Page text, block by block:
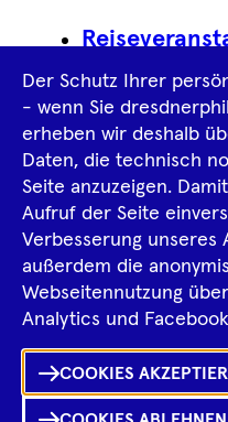
Tiktok
Der Schutz Ihrer
- wenn Sie
erheben wir deshalb
Daten, die technisch
Seite anzuzeigen.
Aufruf der Seite
Verbesserung unseres
außerdem die
Webseitennutzung
Analytics und
COOKIES